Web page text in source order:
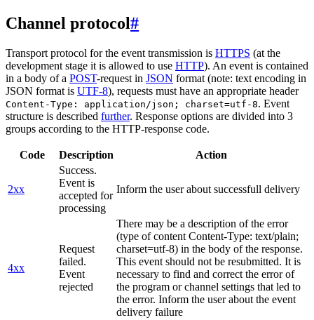
Channel protocol#
Transport protocol for the event transmission is HTTPS (at the
development stage it is allowed to use HTTP). An event is contained
in a body of a POST-request in JSON format (note: text encoding in
JSON format is UTF-8), requests must have an appropriate header
Content-Type: application/json; charset=utf-8. Event
structure is described further. Response options are divided into 3
groups according to the HTTP-response code.
Code Description Action
2xx
Success.
Event is
accepted for
processing
Inform the user about successfull delivery
4xx
Request
failed.
Event
rejected
There may be a description of the error
(type of content Content-Type: text/plain;
charset=utf-8) in the body of the response.
This event should not be resubmitted. It is
necessary to find and correct the error of
the program or channel settings that led to
the error. Inform the user about the event
delivery failure